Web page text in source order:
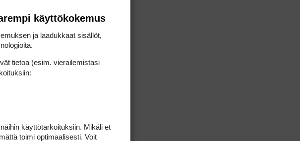
käyttökokemus
ja laadukkaat sisällöt,
tietoa (esim. vierailemis­tasi
käyttötarkoituksiin. Mikäli et
toimi optimaalisesti. Voit